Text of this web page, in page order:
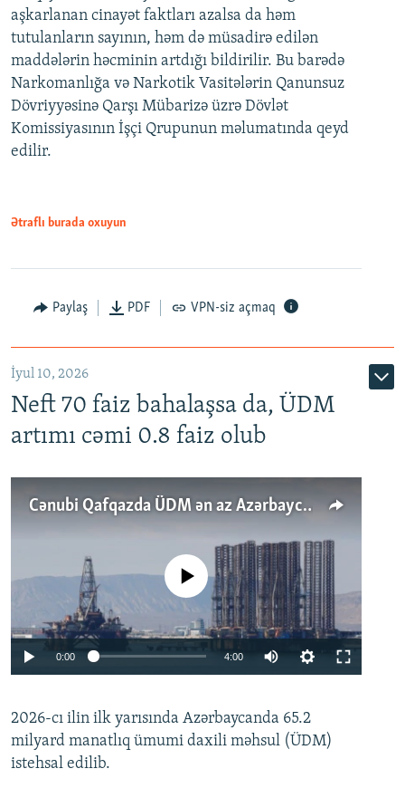
aşkarlanan cinayət faktları azalsa da həm
tutulanların sayının, həm də müsadirə edilən
maddələrin həcminin artdığı bildirilir. Bu barədə
Narkomanlığa və Narkotik Vasitələrin Qanunsuz
Dövriyyəsinə Qarşı Mübarizə üzrə Dövlət
Komissiyasının İşçi Qrupunun məlumatında qeyd
edilir.
Ətraflı burada oxuyun
Paylaş PDF VPN-siz açmaq
İyul 10, 2026
Neft 70 faiz bahalaşsa da, ÜDM
artımı cəmi 0.8 faiz olub
Cənubi Qafqazda ÜDM ən az Azərbaycanda artır: Qonşuları niyə Bakını qabaqlaya bilir?
Auto 240p 360p 480p
No media source currently available
0:00 4:00
360p
480p
2026-cı ilin ilk yarısında Azərbaycanda 65.2
milyard manatlıq ümumi daxili məhsul (ÜDM)
istehsal edilib.